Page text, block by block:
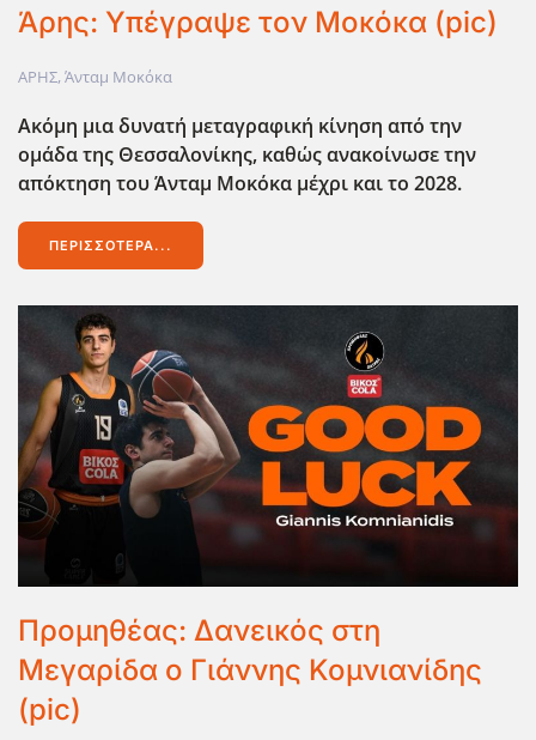
Άρης: Υπέγραψε τον Μοκόκα (pic)
ΑΡΗΣ,Άνταμ Μοκόκα
Ακόμη μια δυνατή μεταγραφική κίνηση από την
ομάδα της Θεσσαλονίκης, καθώς ανακοίνωσε την
απόκτηση του Άνταμ Μοκόκα μέχρι και το 2028.
ΠΕΡΙΣΣΌΤΕΡΑ...
Προμηθέας: Δανεικός στη
Μεγαρίδα ο Γιάννης Κομνιανίδης
(pic)